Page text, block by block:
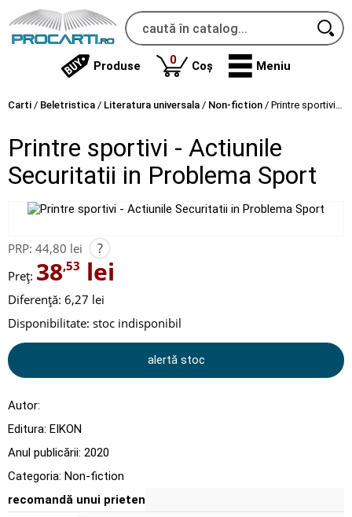
Produse 0produse
Coș Meniu
Carti / Beletristica / Literatura universala / Non-fiction / Printre sportivi - Actiunile Securitatii in Problema Sport
Printre sportivi - Actiunile
Securitatii in Problema Sport
PRP: 44,80 lei ?
Preț: 38,53 lei
Diferență: 6,27 lei
Disponibilitate: stoc indisponibil
alertă stoc
Autor:
Editura: EIKON
Anul publicării: 2020
Categoria: Non-fiction
recomandă unui prieten